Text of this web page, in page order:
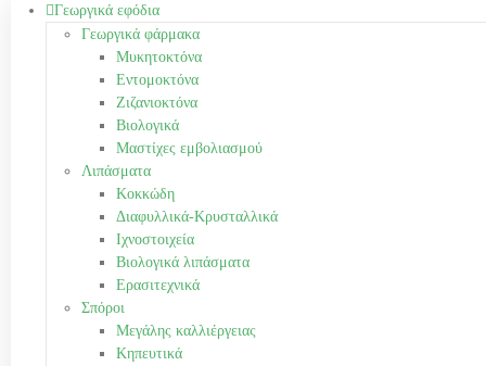
Γεωργικά εφόδια
Γεωργικά φάρμακα
Μυκητοκτόνα
Εντομοκτόνα
Ζιζανιοκτόνα
Βιολογικά
Μαστίχες εμβολιασμού
Λιπάσματα
Κοκκώδη
Διαφυλλικά-Κρυσταλλικά
Ιχνοστοιχεία
Βιολογικά λιπάσματα
Ερασιτεχνικά
Σπόροι
Μεγάλης καλλιέργειας
Κηπευτικά